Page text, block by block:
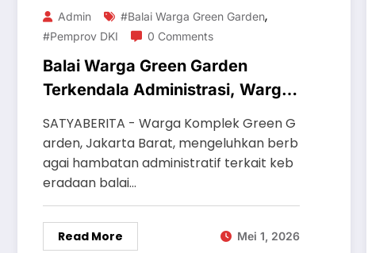
Admin #Balai Warga Green Garden,
#Pemprov DKI 0 Comments
Balai Warga Green Garden
Terkendala Administrasi, Warga
Minta Pemprov DKI Turun
Tangan
SATYABERITA - Warga Komplek Green G
arden, Jakarta Barat, mengeluhkan berb
agai hambatan administratif terkait keb
eradaan balai…
Read More Mei 1, 2026